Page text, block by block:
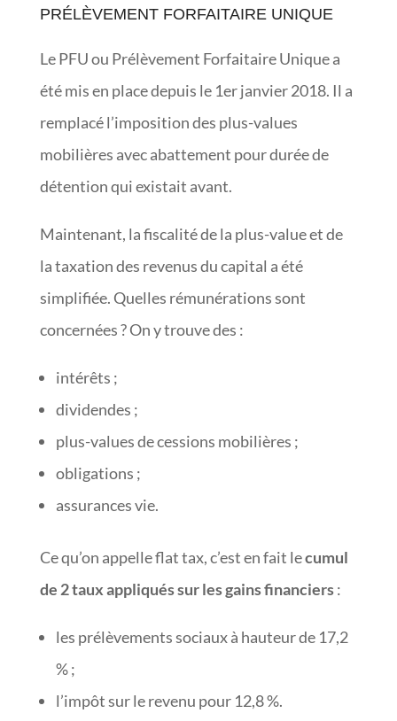
PRÉLÈVEMENT FORFAITAIRE UNIQUE
Le PFU ou Prélèvement Forfaitaire Unique a
été mis en place depuis le 1er janvier 2018. Il a
remplacé l’imposition des plus-values
mobilières avec abattement pour durée de
détention qui existait avant.
Maintenant, la fiscalité de la plus-value et de
la taxation des revenus du capital a été
simplifiée. Quelles rémunérations sont
concernées ? On y trouve des :
intérêts ;
dividendes ;
plus-values de cessions mobilières ;
obligations ;
assurances vie.
Ce qu’on appelle flat tax, c’est en fait lecumul
de 2 taux appliqués sur les gains financiers:
les prélèvements sociaux à hauteur de 17,2
% ;
l’impôt sur le revenu pour 12,8 %.